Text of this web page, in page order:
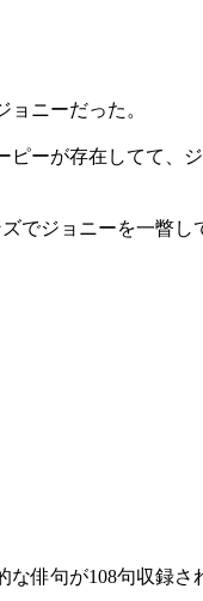
ニーだった。
ーが存在してて、
でジョニーを一瞥し
俳句が108句収録